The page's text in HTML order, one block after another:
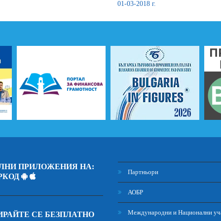
01-03-2018 г.
ПРИЛОЖЕНИЯ НА:
СЕ БЕЗПЛАТНО
Партньори
АОБР
Международни и Национални